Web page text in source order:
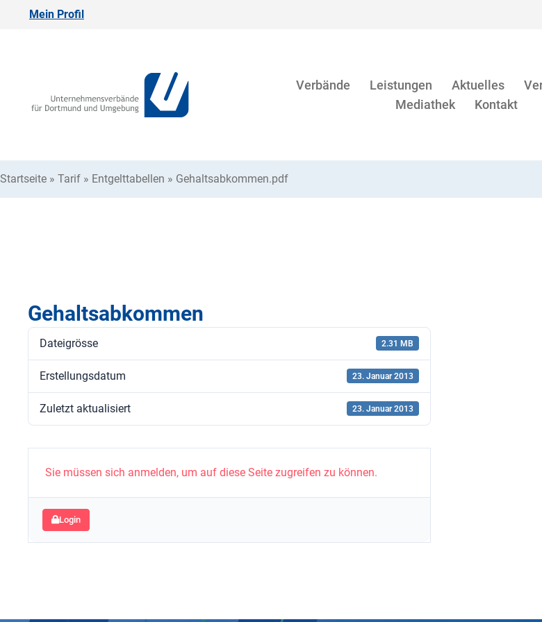
Mein Profil
Verbände Leistungen Aktuelles
Mediathek
Kontakt
Startseite » Tarif » Entgelttabellen » Gehaltsabkommen.pdf
Gehaltsabkommen
Dateigrösse 2.31 MB
Erstellungsdatum 23. Januar 2013
Zuletzt aktualisiert 23. Januar 2013
Sie müssen sich anmelden, um auf diese Seite zugreifen zu können.
Login